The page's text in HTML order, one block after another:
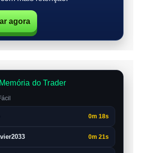
agora
do Trader
0m 18s
0m 21s